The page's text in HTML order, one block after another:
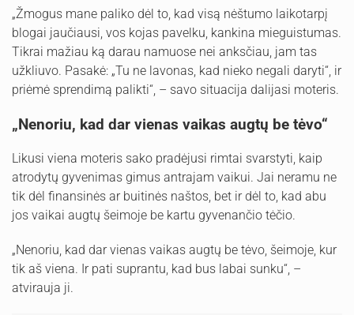
„Žmogus mane paliko dėl to, kad visą nėštumo laikotarpį
blogai jaučiausi, vos kojas pavelku, kankina mieguistumas.
Tikrai mažiau ką darau namuose nei anksčiau, jam tas
užkliuvo. Pasakė: „Tu ne lavonas, kad nieko negali daryti“, ir
priėmė sprendimą palikti“, – savo situacija dalijasi moteris.
„Nenoriu, kad dar vienas vaikas augtų be tėvo“
Likusi viena moteris sako pradėjusi rimtai svarstyti, kaip
atrodytų gyvenimas gimus antrajam vaikui. Jai neramu ne
tik dėl finansinės ar buitinės naštos, bet ir dėl to, kad abu
jos vaikai augtų šeimoje be kartu gyvenančio tėčio.
„Nenoriu, kad dar vienas vaikas augtų be tėvo, šeimoje, kur
tik aš viena. Ir pati suprantu, kad bus labai sunku“, –
atvirauja ji.